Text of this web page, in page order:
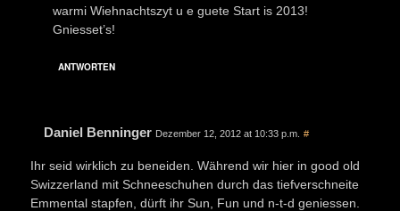
warmi Wiehnachtszyt u e guete Start is 2013!
Gniesset’s!
ANTWORTEN
Daniel Benninger Dezember 12, 2012 at 10:33 p.m. #
Ihr seid wirklich zu beneiden. Während wir hier in good old
Swizzerland mit Schneeschuhen durch das tiefverschneite
Emmental stapfen, dürft ihr Sun, Fun und n-t-d geniessen.